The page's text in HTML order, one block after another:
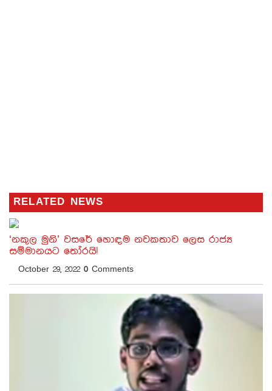
RELATED NEWS
‘නකුල මුනි’ වසරේ හොඳම නවකතාව ලෙස රාජ්‍ය
සම්මානයට තෝරයි!
October 29, 2022 0 Comments